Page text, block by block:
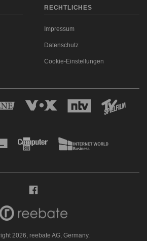
RECHTLICHES
Impressum
Datenschutz
Cookie-Einstellungen
2026, reebate AG, Germany.